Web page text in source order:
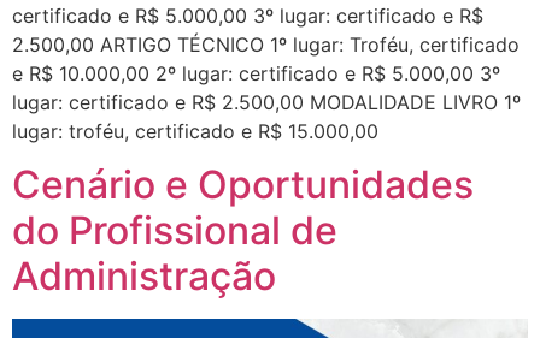
certificado e R$ 5.000,00 3º lugar: certificado e R$
2.500,00 ARTIGO TÉCNICO 1º lugar: Troféu, certificado
e R$ 10.000,00 2º lugar: certificado e R$ 5.000,00 3º
lugar: certificado e R$ 2.500,00 MODALIDADE LIVRO 1º
lugar: troféu, certificado e R$ 15.000,00
Cenário e Oportunidades
do Profissional de
Administração